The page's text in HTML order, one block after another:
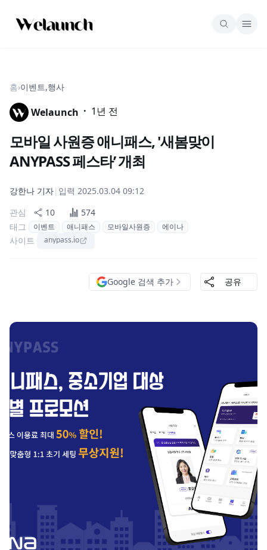
홈›이벤트,행사
Welaunch · 1년 전
모바일 사원증 애니패스, '새봄맞이
ANYPASS 페스타’ 개최
강한나 기자| 입력 2025.03.04 09:12
관심
10
574
태그
이벤트 애니패스 모바일사원증 에이나
사이트 anypass.io
Google 검색 추가 공유